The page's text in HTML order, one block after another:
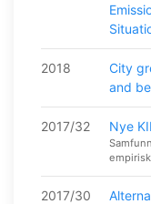
2018
City
and
2017/32 Nye
2017/30